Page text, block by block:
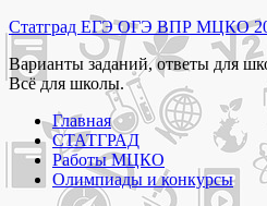
Перейти
к
содержимому
Статград ЕГЭ ОГЭ ВПР МЦКО
Варианты заданий, ответы для
Всё для школы.
Главная
СТАТГРАД
Работы МЦКО
Олимпиады и конкурсы